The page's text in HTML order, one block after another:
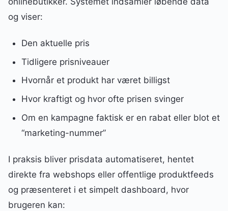
og viser:
Den aktuelle pris
Tidligere prisniveauer
Hvornår et produkt har været billigst
Hvor kraftigt og hvor ofte prisen svinger
Om en kampagne faktisk er en rabat eller blot et
“marketing-nummer”
I praksis bliver prisdata automatiseret, hentet
direkte fra webshops eller offentlige produktfeeds
og præsenteret i et simpelt dashboard, hvor
brugeren kan: